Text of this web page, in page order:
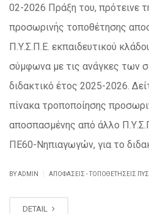
02-2026 Πράξη του, πρότεινε
προσωρινής τοποθέτησης
Π.Υ.Σ.Π.Ε. εκπαιδευτικού
σύμφωνα με τις ανάγκες των
διδακτικό έτος 2025-2026.
πίνακα τροποποίησης
αποσπασμένης από άλλο
ΠΕ60-Νηπιαγωγών, για το
BY ADMIN ΑΠΟΦΆΣΕΙΣ - ΤΟΠΟΘΕΤΉΣΕΙΣ
DETAIL